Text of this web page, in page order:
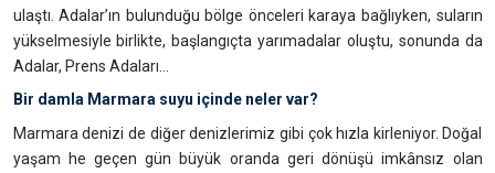
ulaştı. Adalar’ın bulunduğu bölge önceleri karaya bağlıyken, suların
yükselmesiyle birlikte, başlangıçta yarımadalar oluştu, sonunda da
Adalar, Prens Adaları…
Bir damla Marmara suyu içinde neler var?
Marmara denizi de diğer denizlerimiz gibi çok hızla kirleniyor. Doğal
yaşam he geçen gün büyük oranda geri dönüşü imkânsız olan